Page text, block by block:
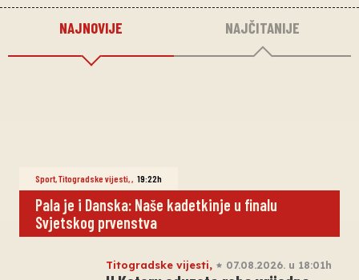
NAJNOVIJE NAJČITANIJE
Sport,Titogradske vijesti,, 19:22h
Pala je i Danska: Naše kadetkinje u finalu
Svjetskog prvenstva
Titogradske vijesti, 07.08.2026. u 18:01h